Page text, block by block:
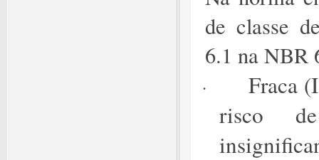
de classe
6.1 na NBR
·
Fraca
risco